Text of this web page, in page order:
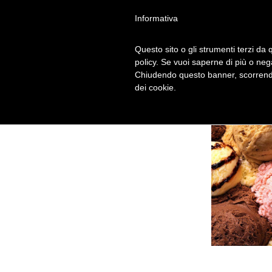
Informativa
Questo sito o gli strumenti terzi da
policy. Se vuoi saperne di più o
Chiudendo questo banner,
dei cookie.